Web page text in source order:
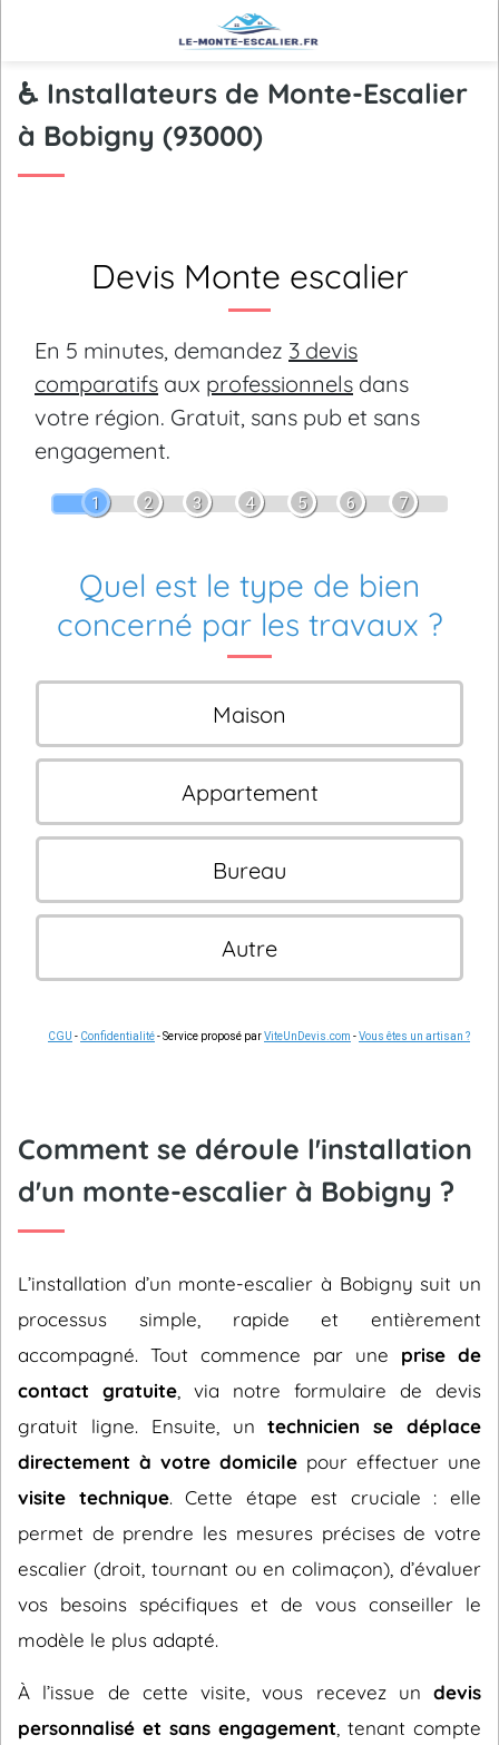
♿ Installateurs de Monte-Escalier
à Bobigny (93000)
Devis Monte escalier
En 5 minutes, demandez 3 devis
comparatifs aux professionnels dans
votre région. Gratuit, sans pub et sans
engagement.
1 2 3 4 5 6 7
Quel est le type de bien
concerné par les travaux ?
Maison
Appartement
Bureau
Autre
CGU - Confidentialité- Service proposé parViteUnDevis.com -Vous êtes un artisan ?
Comment se déroule l'installation
d'un monte-escalier à Bobigny ?
L’installation d’un monte-escalier à Bobigny suit un
processus simple, rapide et entièrement
accompagné. Tout commence par une prise de
contact gratuite , via notre formulaire de devis
gratuit ligne. Ensuite, untechnicien se déplace
directement à votre domicile pour effectuer une
visite technique. Cette étape est cruciale : elle
permet de prendre les mesures précises de votre
escalier (droit, tournant ou en colimaçon), d’évaluer
vos besoins spécifiques et de vous conseiller le
modèle le plus adapté.
À l’issue de cette visite, vous recevez un devis
personnalisé et sans engagement , tenant compte